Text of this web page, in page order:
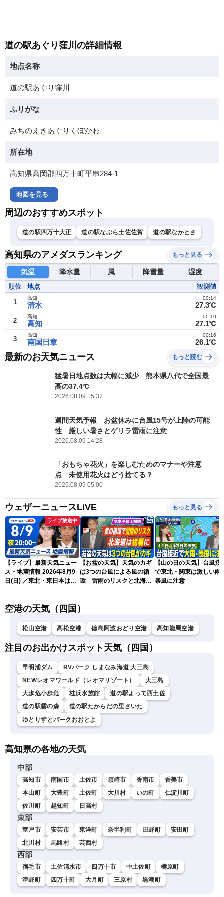
道の駅あぐり窪川の詳細情報
地点名称
道の駅あぐり窪川
ふりがな
みちのえきあぐりくぼかわ
所在地
高知県高岡郡四万十町平串284-1
地図を見る
周辺のおすすめスポット
道の駅四万十大正 道の駅なぶら土佐佐賀 道の駅なかとさ
高知県のアメダスランキング もっと見る
気温 降水量 風 降雪量 湿度
順位 地点 観測値
1 清水
高知
27.3℃
00:14
2 高知
高知
27.1℃
00:10
3 南国日章
高知
26.1℃
00:16
最新のお天気ニュース もっと読む
猛暑日地点数は大幅に減少 熊本県八代で全国最
高の37.4℃
2026.08.09 15:37
週間天気予報 お盆休みに台風15号が上陸の可能
性 厳しい暑さとゲリラ雷雨に注意
2026.08.09 14:28
「おもちゃ花火」を楽しむためのマナーや注意
点 未使用花火はどう捨てる？
2026.08.09 05:00
ウェザーニュースLiVE もっと見る
ライブ放送中
【ライブ】最新天気ニュー
ス・地震情報 2026年8月9
日(日) ／東北・東日本は急
衣／芳野達郎〉
【お盆の天気】天気のカギ
は3つの台風による風の循
環 雷雨のリスクと北海道
【山の日の天気】台風接
で東北・関東は激しい雨
暴風に注意
空港の天気（四国）
松山空港 高松空港 徳島阿波おどり空港 高知龍馬空港
注目のお出かけスポット天気（四国）
早明浦ダム
RVパーク しまなみ海道 大三島
NEWレオマワールド（レオマリゾート）
大三島
大歩危小歩危
桂浜水族館
道の駅よって西土佐
道の駅霧の森
道の駅たからだの里さいた
ゆとりすとパークおおとよ
高知県の各地の天気
中部
高知市 南国市 土佐市 須崎市 香南市
香美市
本山町
大豊町 土佐町 大川村 いの町
仁淀川町
佐川町
越知町 日高村
東部
室戸市 安芸市 東洋町 奈半利町 田野町
安田町
北川村
馬路村 芸西村
西部
宿毛市 土佐清水市 四万十市 中土佐町
檮原町
津野町
四万十町 大月町 三原村 黒潮町